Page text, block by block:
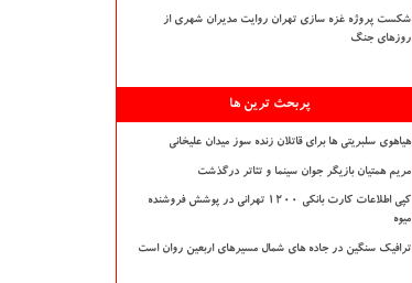
شکست پروژه غزه سازی تهران روایت مدیران شهری از
روزهای جنگ
پربحث ترین ها
هیاهوی سلبریتی ها برای قاتلان زنده سوز میدان علیخانی
مریم همتیان بازیگر جوان سینما و تئاتر درگذشت
کپی اطلاعات کارت بانکی ۱۲۰۰ تهرانی در پوشش فروشنده
میوه
ترافیک سنگین در جاده های شمال مسیرهای اربعین روان است